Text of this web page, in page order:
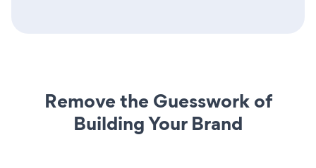
Remove the Guesswork of
Building Your Brand